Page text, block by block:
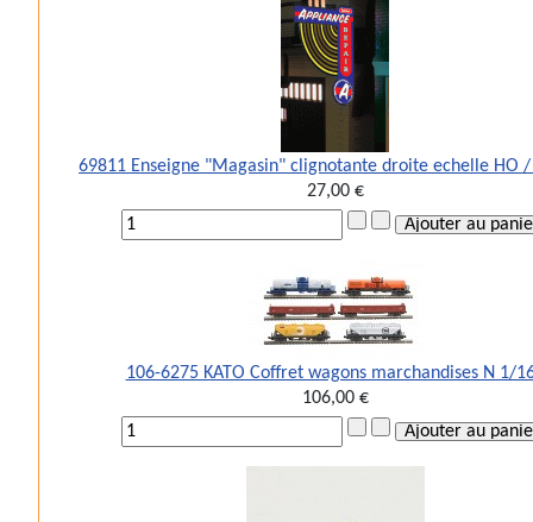
69811 Enseigne "Magasin" clignotante droite echelle HO
27,00 €
106-6275 KATO Coffret wagons marchandises N 1/
106,00 €